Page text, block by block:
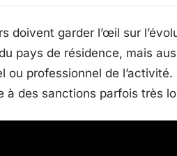
doivent garder l’œil sur
pays de résidence, mais
professionnel de l’activité.
à des sanctions parfois très